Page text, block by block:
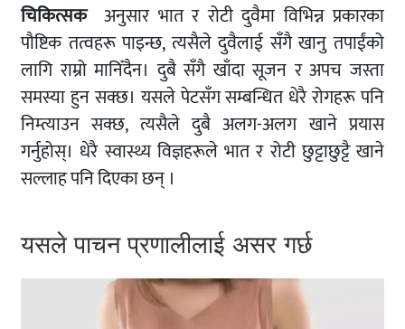
चिकित्सक अनुसार भात र रोटी दुवैमा विभिन्न प्रकारका
पौष्टिक तत्वहरू पाइन्छ, त्यसैले दुवैलाई सँगै खानु तपाईंको
लागि राम्रो मानिँदैन। दुबै सँगै खाँदा सूजन र अपच जस्ता
समस्या हुन सक्छ। यसले पेटसँग सम्बन्धित धेरै रोगहरू पनि
निम्त्याउन सक्छ, त्यसैले दुबै अलग-अलग खाने प्रयास
गर्नुहोस्। धेरै स्वास्थ्य विज्ञहरूले भात र रोटी छुट्टाछुट्टै खाने
सल्लाह पनि दिएका छन् ।
यसले पाचन प्रणालीलाई असर गर्छ